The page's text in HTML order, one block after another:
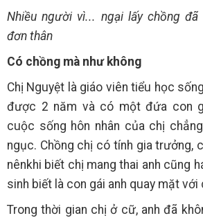
Nhiều người vì... ngại lấy chồng
đơn thân
Có chồng mà như không
Chị Nguyệt là giáo viên tiểu học
được 2 năm và có một đứa con
cuộc sống hôn nhân của chị
ngục. Chồng chị có tính gia trưởng,
nênkhi biết chị mang thai anh cũng
sinh biết là con gái anh quay mặt với
Trong thời gian chị ở cữ, anh đã